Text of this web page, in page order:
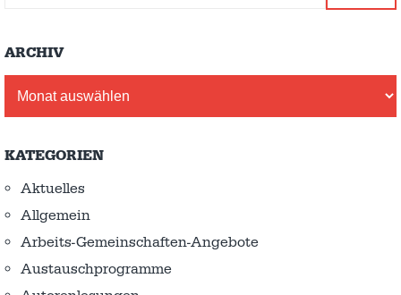
ARCHIV
KATEGORIEN
Aktuelles
Allgemein
Arbeits-Gemeinschaften-Angebote
Austausch­programme